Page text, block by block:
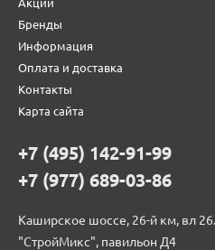
Бренды
Информация
Оплата и доставка
Контакты
Карта сайта
+7 (495) 142-91-99
+7 (977) 689-03-86
Каширское шоссе, 26-й км, вл
"СтройМикс", павильон Д4